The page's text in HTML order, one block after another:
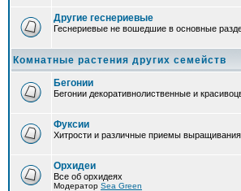
Другие геснериевые
Геснериевые не вошедшие в основные
Комнатные растения других семейств
Бегонии
Бегонии декоративнолиственные и
Фуксии
Хитрости и различные приемы
Орхидеи
Все об орхидеях
Модератор Sea Green